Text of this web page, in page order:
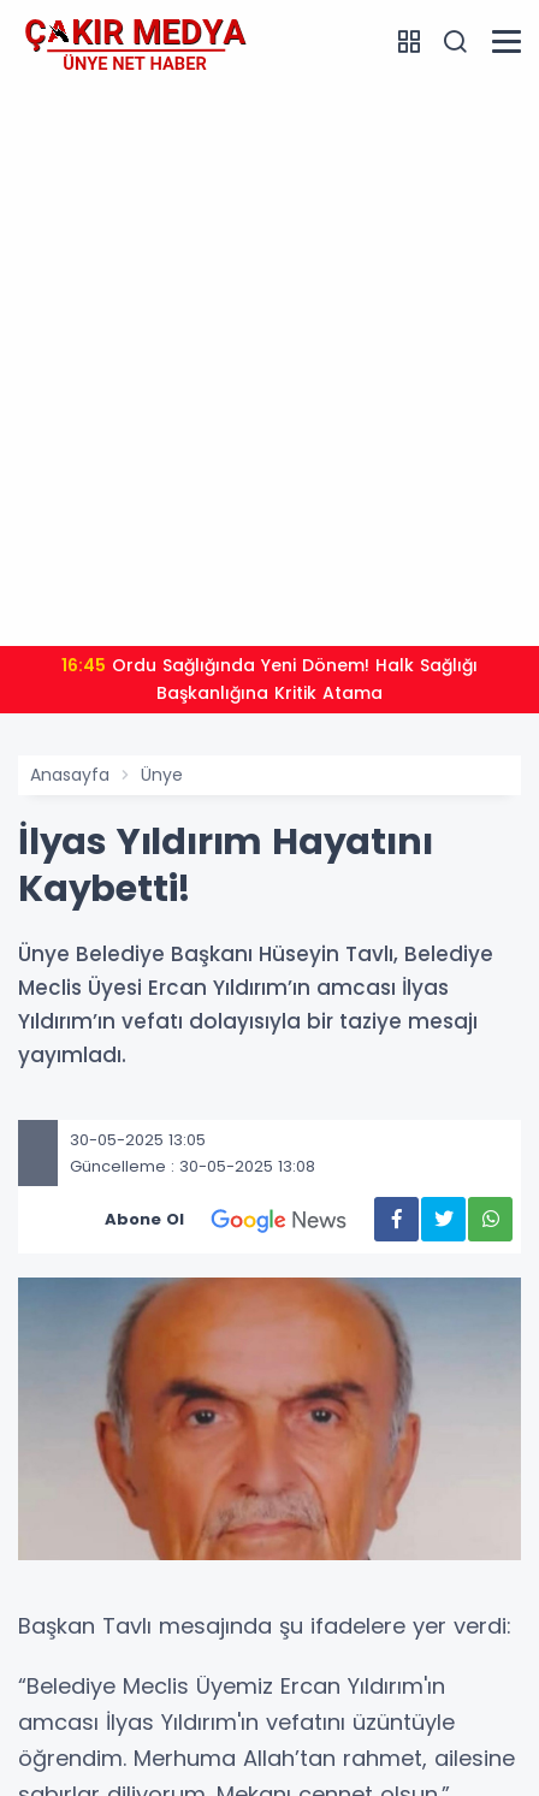
16:45
Başkanlığına Kritik Atama
Anasayfa Ünye
İlyas Yıldırım Hayatını
Kaybetti!
Ünye Belediye Başkanı Hüseyin Tavlı, Belediye
Meclis Üyesi Ercan Yıldırım’ın amcası İlyas
Yıldırım’ın vefatı dolayısıyla bir taziye mesajı
yayımladı.
30-05-2025 13:05
Güncelleme : 30-05-2025 13:08
Abone Ol
Başkan Tavlı mesajında şu ifadelere yer verdi:
“Belediye Meclis Üyemiz Ercan Yıldırım'ın
amcası İlyas Yıldırım'ın vefatını üzüntüyle
öğrendim. Merhuma Allah’tan rahmet, ailesine